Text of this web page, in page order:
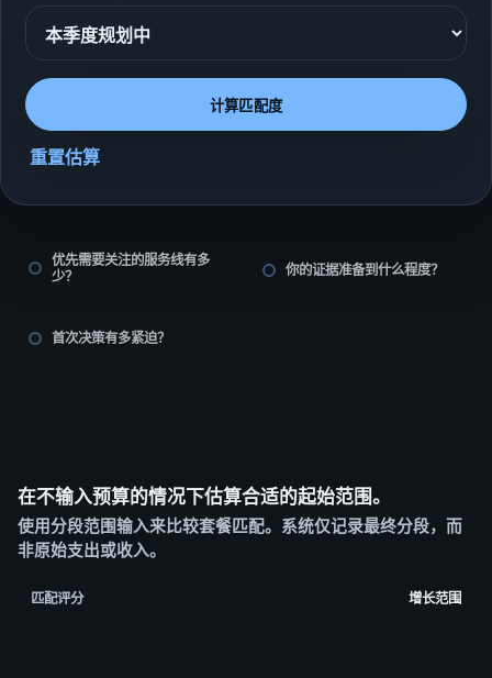
计算匹配度
重置估算
优先需要关注的服务线有多
少？
你的证据准备到什么程度？
首次决策有多紧迫？
在不输入预算的情况下估算合适的起始范围。
使用分段范围输入来比较套餐匹配。系统仅记录最终分段，而
非原始支出或收入。
匹配评分 增长范围